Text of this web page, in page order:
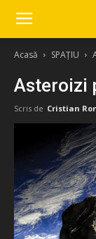
Acasă SPAȚIU
Asteroizi
Scris de Cristian